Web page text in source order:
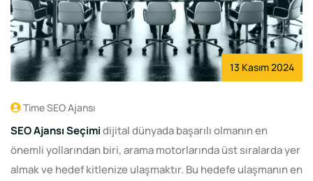
13 Kasım 2024
Time SEO Ajansı
SEO Ajansı Seçimidijital dünyada başarılı olmanın en
önemli yollarından biri, arama motorlarında üst sıralarda yer
almak ve hedef kitlenize ulaşmaktır. Bu hedefe ulaşmanın en